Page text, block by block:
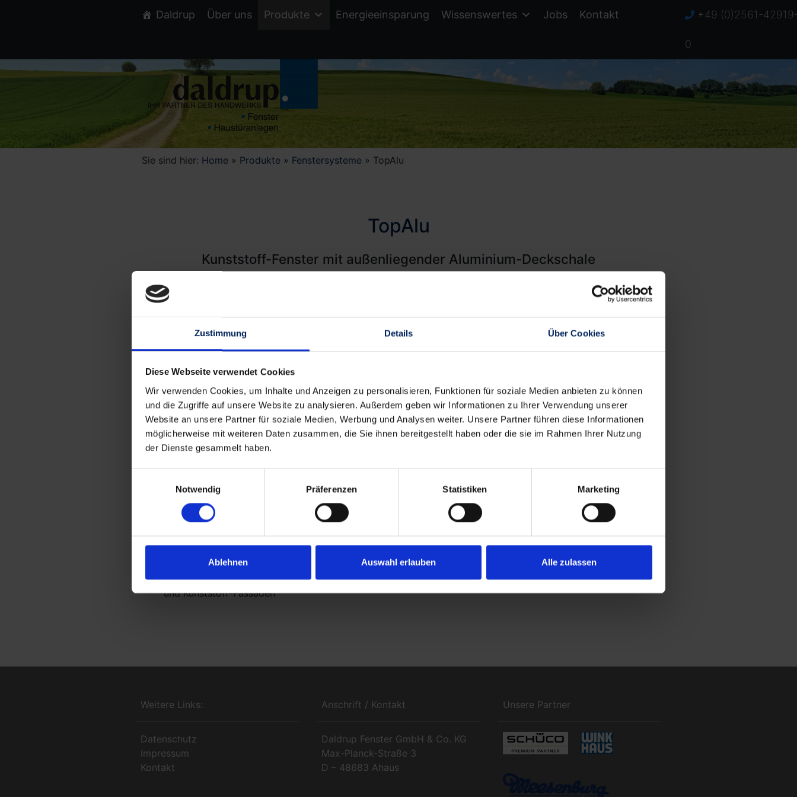
Zustimmung Details Über Cookies
Diese Webseite verwendet Cookies
Wir verwenden Cookies, um Inhalte und Anzeigen zu personalisieren, Funktionen für soziale Medien anbieten zu können
und die Zugriffe auf unsere Website zu analysieren. Außerdem geben wir Informationen zu Ihrer Verwendung unserer
Website an unsere Partner für soziale Medien, Werbung und Analysen weiter. Unsere Partner führen diese Informationen
möglicherweise mit weiteren Daten zusammen, die Sie ihnen bereitgestellt haben oder die sie im Rahmen Ihrer Nutzung
der Dienste gesammelt haben.
Notwendig
Präferenzen Statistiken Marketing
Ablehnen Auswahl erlauben Alle zulassen
Daldrup Über uns Produkte Energieeinsparung Wissenswertes Jobs Kontakt +49 (0)2561-
0
Sie sind hier: Home » Produkte » Fenstersysteme » TopAlu
TopAlu
Kunststoff-Fenster mit außenliegender Aluminium-Deckschale
Das Aluminium-Deckschalensystem Schüco TopAlu kombiniert die
mit dem einzigartigen Design und der hohen Widerstandsfähigkeit des
Leichtmetalls. Seine zeitlose Eleganz macht Aluminium zum idealen
Material für die moderne Architektur.
Schüco TopAlu verleiht Ihren Fenstern maximale Lebensdauer und
bietet Ihnen zusätzlich eine erstklassische Gestaltungsvielfalt.
Individuellen Ansprüchen sind damit (fast) keine Grenzen gesetzt.
außen hochwertige Optik mit besonders widerstandsfähiger,
beste Wertbeständigkeit
alle Vorteile moderner Kunststoff-Fenster hinsichtlich Wärmeschutz,
Dichtigkeit, Wartung und Gestaltung werden kombiniert mit den
herausragenden Eigenschaften der Aluminium-Oberfläche und
Mischobjekte in Wohn- und Geschäftshäusern sind wirtschaftlich
ausführbar durch identische, äußere Oberflächenoptik in Aluminium-
und Kunststoff-Fassaden
Weitere Links:
Datenschutz
Impressum
Kontakt
Anschrift / Kontakt
Daldrup Fenster GmbH & Co. KG
Max-Planck-Straße 3
D – 48683 Ahaus
Unsere Partner